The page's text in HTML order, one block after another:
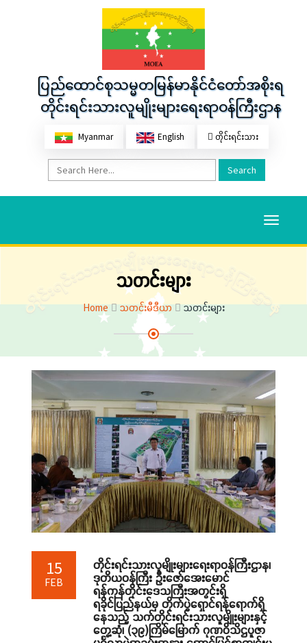
ပြည်ထောင်စုသမ္မတမြန်မာနိုင်ငံတော်အစိုးရ
တိုင်းရင်းသားလူမျိုးများရေးရာဝန်ကြီးဌာန
Myanmar English တိုင်းရင်းသား
Search
Toggle
သတင်းများ
Home သတင်းမီဒီယာ သတင်းများ
15
FEB
တိုင်းရင်းသားလူမျိုးများရေးရာဝန်ကြီးဌာန၊
ဒုတိယဝန်ကြီး ဦးဇော်အေးမောင်
ရန်ကုန်တိုင်းဒေသကြီးအတွင်းရှိ
ရခိုင်ပြည်နယ်မှ တိုက်ပွဲရှောင်ရန်ရောက်ရှိ
နေသည့် သက်တိုင်းရင်းသားလူမျိုးများနှင့်
တွေ့ဆုံ၊ (၃၉)ကြိမ်မြောက် ဂုဏဝိသိဌပူဇာ